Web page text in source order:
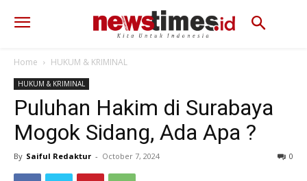
Home HUKUM & KRIMINAL
HUKUM & KRIMINAL
Puluhan Hakim di Surabaya
Mogok Sidang, Ada Apa ?
By Saiful Redaktur - October 7, 2024 0